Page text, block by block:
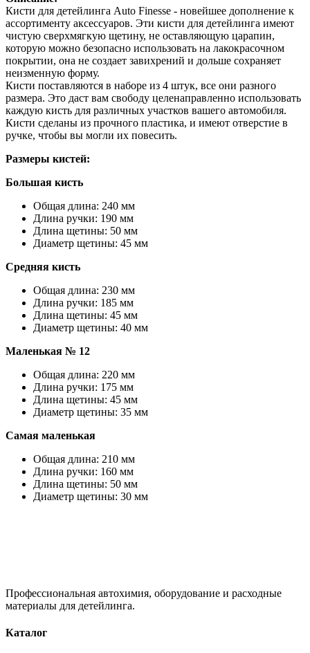
Кисти для детейлинга Auto Finesse - новейшее дополнение к
ассортименту аксессуаров. Эти кисти для детейлинга имеют
чистую сверхмягкую щетину, не оставляющую царапин,
которую можно безопасно использовать на лакокрасочном
покрытии, она не создает завихрений и дольше сохраняет
неизменную форму.
Кисти поставляются в наборе из 4 штук, все они разного
размера. Это даст вам свободу целенаправленно использовать
каждую кисть для различных участков вашего автомобиля.
Кисти сделаны из прочного пластика, и имеют отверстие в
ручке, чтобы вы могли их повесить.
Размеры кистей:
Большая кисть
Общая длина: 240 мм
Длина ручки: 190 мм
Длина щетины: 50 мм
Диаметр щетины: 45 мм
Средняя кисть
Общая длина: 230 мм
Длина ручки: 185 мм
Длина щетины: 45 мм
Диаметр щетины: 40 мм
Маленькая № 12
Общая длина: 220 мм
Длина ручки: 175 мм
Длина щетины: 45 мм
Диаметр щетины: 35 мм
Самая маленькая
Общая длина: 210 мм
Длина ручки: 160 мм
Длина щетины: 50 мм
Диаметр щетины: 30 мм
Профессиональная автохимия, оборудование и расходные
материалы для детейлинга.
Каталог